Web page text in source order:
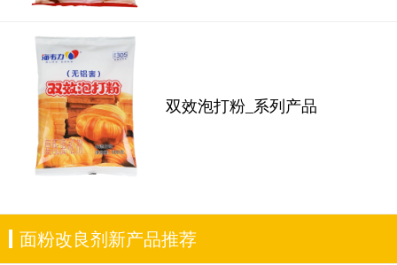
双效泡打粉_系列产品
面粉改良剂新产品推荐